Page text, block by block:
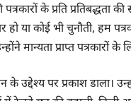
के प्रति प्रतिबद्धता
या कोई भी चुनौती, हम
प्राप्त पत्रकारों के
उद्देश्य पर प्रकाश डाला।